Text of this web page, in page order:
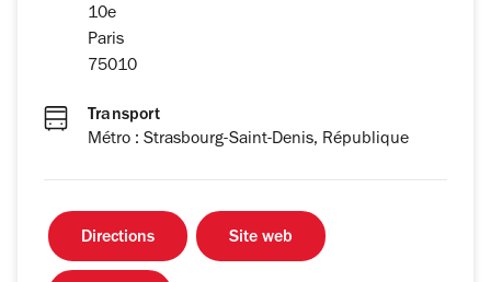
10e
Paris
75010
Transport
Métro : Strasbourg-Saint-Denis, République
Directions Site web